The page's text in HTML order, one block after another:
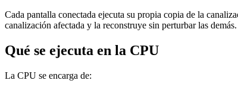
Cada pantalla conectada ejecuta su propia copia de la
canalización afectada y la reconstruye sin perturbar las demás.
Qué se ejecuta en la CPU
La CPU se encarga de: